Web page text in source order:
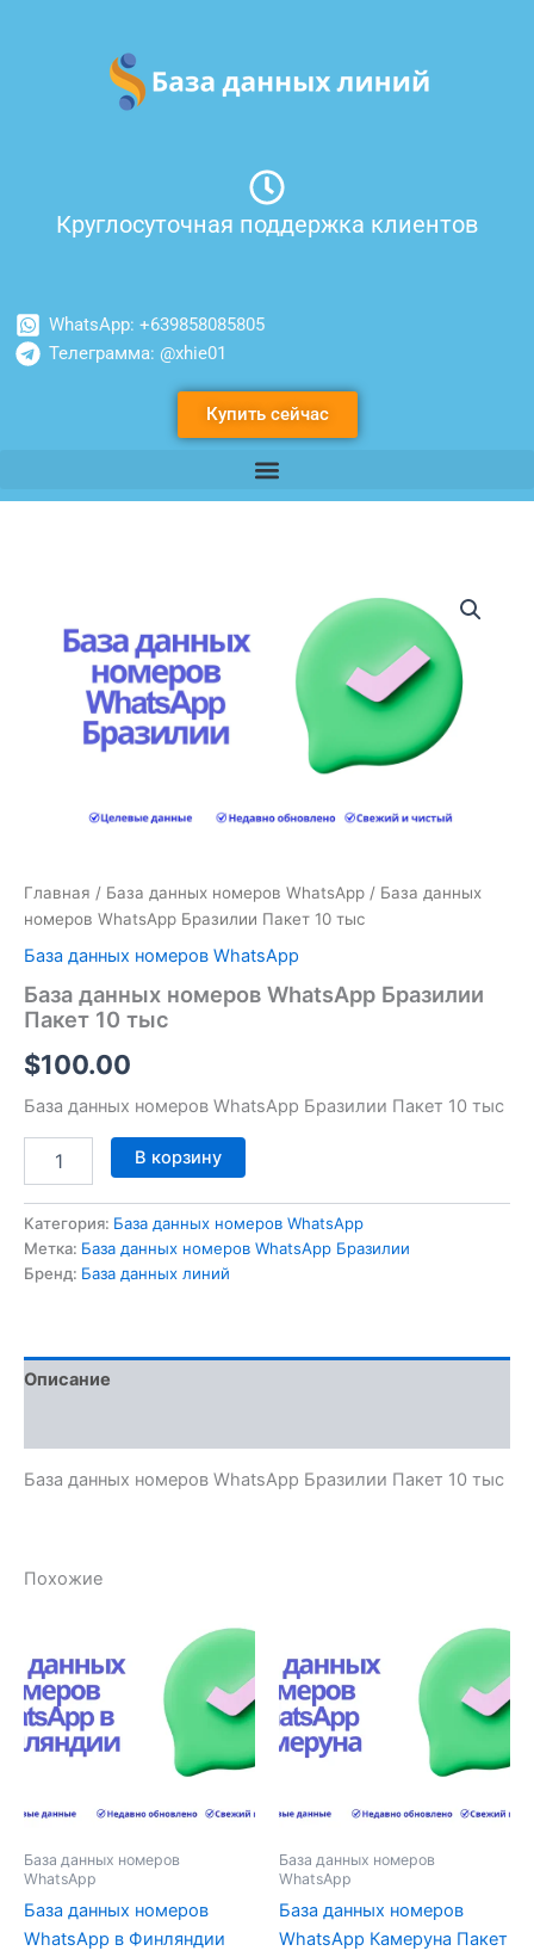
содержимому
Круглосуточная поддержка клиентов
WhatsApp: +639858085805
Телеграмма: @xhie01
Купить сейчас
Главная / База данных номеров WhatsApp / База данных
номеров WhatsApp Бразилии Пакет 10 тыс
База данных номеров WhatsApp
База данных номеров WhatsApp Бразилии
Пакет 10 тыс
$100.00
База данных номеров WhatsApp Бразилии Пакет 10 тыс
данных
WhatsApp
Бразилии
В корзину
Категория: База данных номеров WhatsApp
Метка: База данных номеров WhatsApp Бразилии
Бренд: База данных линий
Описание
База данных номеров WhatsApp Бразилии Пакет 10 тыс
Похожие
База данных номеров
WhatsApp
База данных номеров
WhatsApp в Финляндии
База данных номеров
WhatsApp
База данных номеров
WhatsApp Камеруна Пакет